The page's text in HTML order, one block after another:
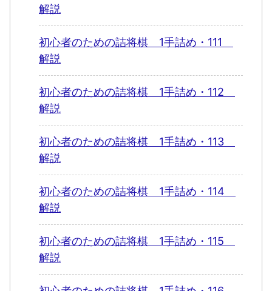
解説
初心者のための詰将棋 1手詰め・111
解説
初心者のための詰将棋 1手詰め・112
解説
初心者のための詰将棋 1手詰め・113
解説
初心者のための詰将棋 1手詰め・114
解説
初心者のための詰将棋 1手詰め・115
解説